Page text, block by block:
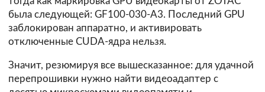
была следующей: GF100-030-A3. Последний GPU
заблокирован аппаратно, и активировать
отключенные CUDA-ядра нельзя.
Значит, резюмируя все вышесказанное: для удачной
перепрошивки нужно найти видеоадаптер с